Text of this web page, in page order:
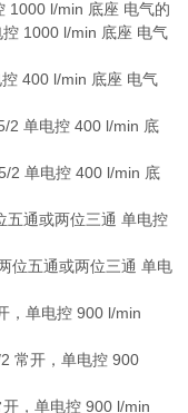
l/min 底座 电气的
1000 l/min 底座 电气
400 l/min 底座 电气
单电控 400 l/min 底
单电控 400 l/min 底
通或两位三通 单电控
五通或两位三通 单电
单电控 900 l/min
常开，单电控 900
，单电控 900 l/min